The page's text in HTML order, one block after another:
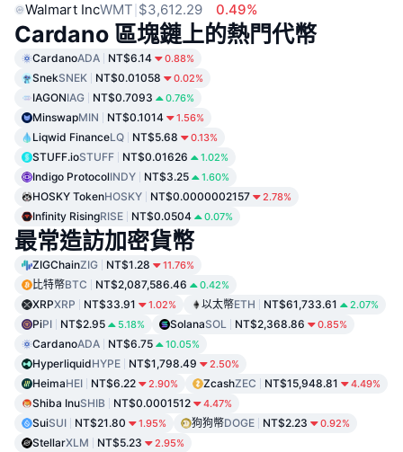
Walmart IncWMT $3,612.29 0.49%
Cardano 區塊鏈上的熱門代幣
CardanoADA NT$6.14 0.88%
SnekSNEK NT$0.01058 0.02%
IAGONIAG NT$0.7093 0.76%
MinswapMIN NT$0.1014 1.56%
Liqwid FinanceLQ NT$5.68 0.13%
STUFF.ioSTUFF NT$0.01626 1.02%
Indigo ProtocolINDY NT$3.25 1.60%
HOSKY TokenHOSKY NT$0.0000002157 2.78%
Infinity RisingRISE NT$0.0504 0.07%
最常造訪加密貨幣
ZIGChainZIG NT$1.28 11.76%
比特幣BTC NT$2,087,586.46 0.42%
XRPXRP NT$33.91 1.02% 以太幣ETH NT$61,733.61 2.07%
PiPI NT$2.95 5.18% SolanaSOL NT$2,368.86 0.85%
CardanoADA NT$6.75 10.05%
HyperliquidHYPE NT$1,798.49 2.50%
HeimaHEI NT$6.22 2.90% ZcashZEC NT$15,948.81 4.49%
Shiba InuSHIB NT$0.0001512 4.47%
SuiSUI NT$21.80 1.95% 狗狗幣DOGE NT$2.23 0.92%
StellarXLM NT$5.23 2.95%